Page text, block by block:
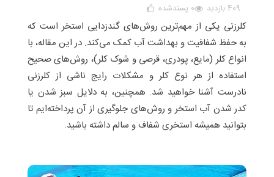
409 بازدید 0 پسندشده
کلرزنی یکی از مهم‌ترین روش‌های گندزدایی استخر است که
به حفظ شفافیت و بهداشت آب کمک می‌کند. در این مقاله، با
انواع کلر (مایع، پودری، قرصی و شوک کلر)، روش‌های صحیح
استفاده از هر نوع کلر و مشکلات رایج ناشی از کلرزنی
نادرست آشنا خواهید شد. همچنین، به دلایل سبز شدن یا
کدر شدن آب استخر و روش‌های جلوگیری از آن پرداخته‌ایم تا
بتوانید همیشه استخری شفاف و سالم داشته باشید.